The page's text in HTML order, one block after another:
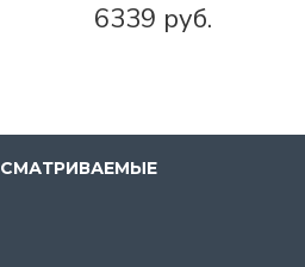
6339 руб.